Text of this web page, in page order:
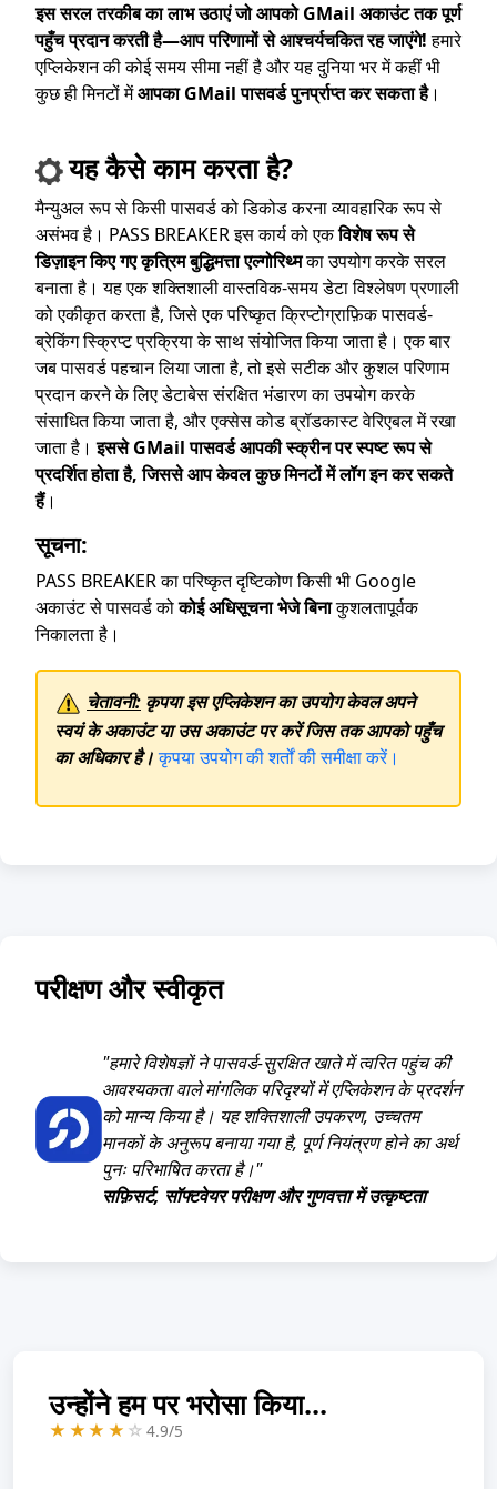
इस सरल तरकीब का लाभ उठाएं जो आपको GMail अकाउंट तक पूर्ण
पहुँच प्रदान करती है—आप परिणामों से आश्चर्यचकित रह जाएंगे!हमारे
एप्लिकेशन की कोई समय सीमा नहीं है और यह दुनिया भर में कहीं भी
कुछ ही मिनटों मेंआपका GMail पासवर्ड पुनर्प्राप्त कर सकता है।
यह कैसे काम करता है?
मैन्युअल रूप से किसी पासवर्ड को डिकोड करना व्यावहारिक रूप से
असंभव है। PASS BREAKER इस कार्य को एकविशेष रूप से
डिज़ाइन किए गए कृत्रिम बुद्धिमत्ता एल्गोरिथ्मका उपयोग करके सरल
बनाता है। यह एक शक्तिशाली वास्तविक-समय डेटा विश्लेषण प्रणाली
को एकीकृत करता है, जिसे एक परिष्कृत क्रिप्टोग्राफ़िक पासवर्ड-
ब्रेकिंग स्क्रिप्ट प्रक्रिया के साथ संयोजित किया जाता है। एक बार
जब पासवर्ड पहचान लिया जाता है, तो इसे सटीक और कुशल परिणाम
प्रदान करने के लिए डेटाबेस संरक्षित भंडारण का उपयोग करके
संसाधित किया जाता है, और एक्सेस कोड ब्रॉडकास्ट वेरिएबल में रखा
जाता है।इससे GMail पासवर्ड आपकी स्क्रीन पर स्पष्ट रूप से
प्रदर्शित होता है, जिससे आप केवल कुछ मिनटों में लॉग इन कर सकते
हैं।
सूचना:
PASS BREAKER का परिष्कृत दृष्टिकोण किसी भी Google
अकाउंट से पासवर्ड कोकोई अधिसूचना भेजे बिनाकुशलतापूर्वक
निकालता है।
चेतावनी: कृपया इस एप्लिकेशन का उपयोग केवल अपने
स्वयं के अकाउंट या उस अकाउंट पर करें जिस तक आपको पहुँच
का अधिकार है। कृपया उपयोग की शर्तों की समीक्षा करें।
परीक्षण और स्वीकृत
"हमारे विशेषज्ञों ने पासवर्ड-सुरक्षित खाते में त्वरित पहुंच की
आवश्यकता वाले मांगलिक परिदृश्यों में एप्लिकेशन के प्रदर्शन
को मान्य किया है। यह शक्तिशाली उपकरण, उच्चतम
मानकों के अनुरूप बनाया गया है, पूर्ण नियंत्रण होने का अर्थ
पुनः परिभाषित करता है।"
सफ़िसर्ट, सॉफ्टवेयर परीक्षण और गुणवत्ता में उत्कृष्टता
उन्होंने हम पर भरोसा किया...
★★★★ ☆ 4.9/5